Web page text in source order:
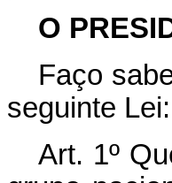
O
Faço
seguinte Lei:
Art. 1º